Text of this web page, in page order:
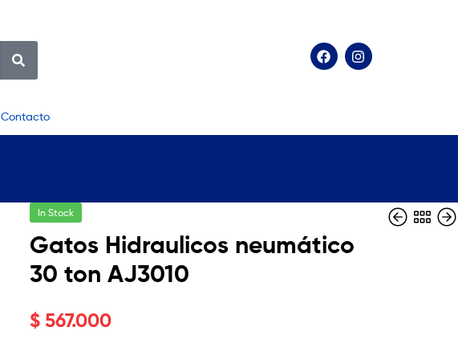
Contacto
In Stock
Gatos Hidraulicos neumático
30 ton AJ3010
$567.000